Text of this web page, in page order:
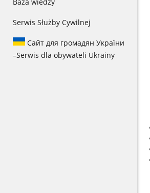
Serwis Służby Cywilnej
Сайт для громадян України
–Serwis dla obywateli Ukrainy